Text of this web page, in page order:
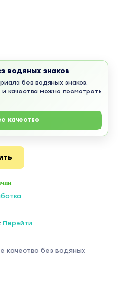
водяных знаков
без водяных знаков.
качества можно посмотреть
качество
Перейти
качество без водяных